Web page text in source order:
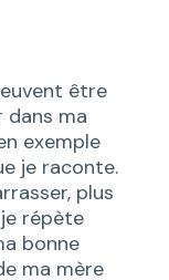
être
dans ma
exemple
je raconte.
plus
répète
bonne
ma mère